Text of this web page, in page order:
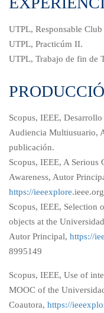
UTPL, Responsable
UTPL, Practicúm II.
UTPL, Trabajo de fin de
Scopus, IEEE,
Audiencia Multiusuario,
publicación.
Scopus, IEEE, A Serious
Awareness, Autor
https://ieeexplore.
Scopus, IEEE, Selection
objects at the
Autor Principal, https://
8995149
Scopus, IEEE, Use of
MOOC of the
Coautora, https://